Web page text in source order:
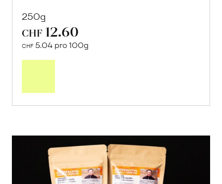
250g
CHF 12.60
CHF 5.04 pro 100g